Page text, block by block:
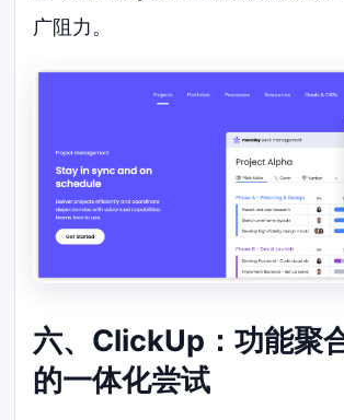
广阻力。
六、ClickUp：功能聚
的一体化尝试